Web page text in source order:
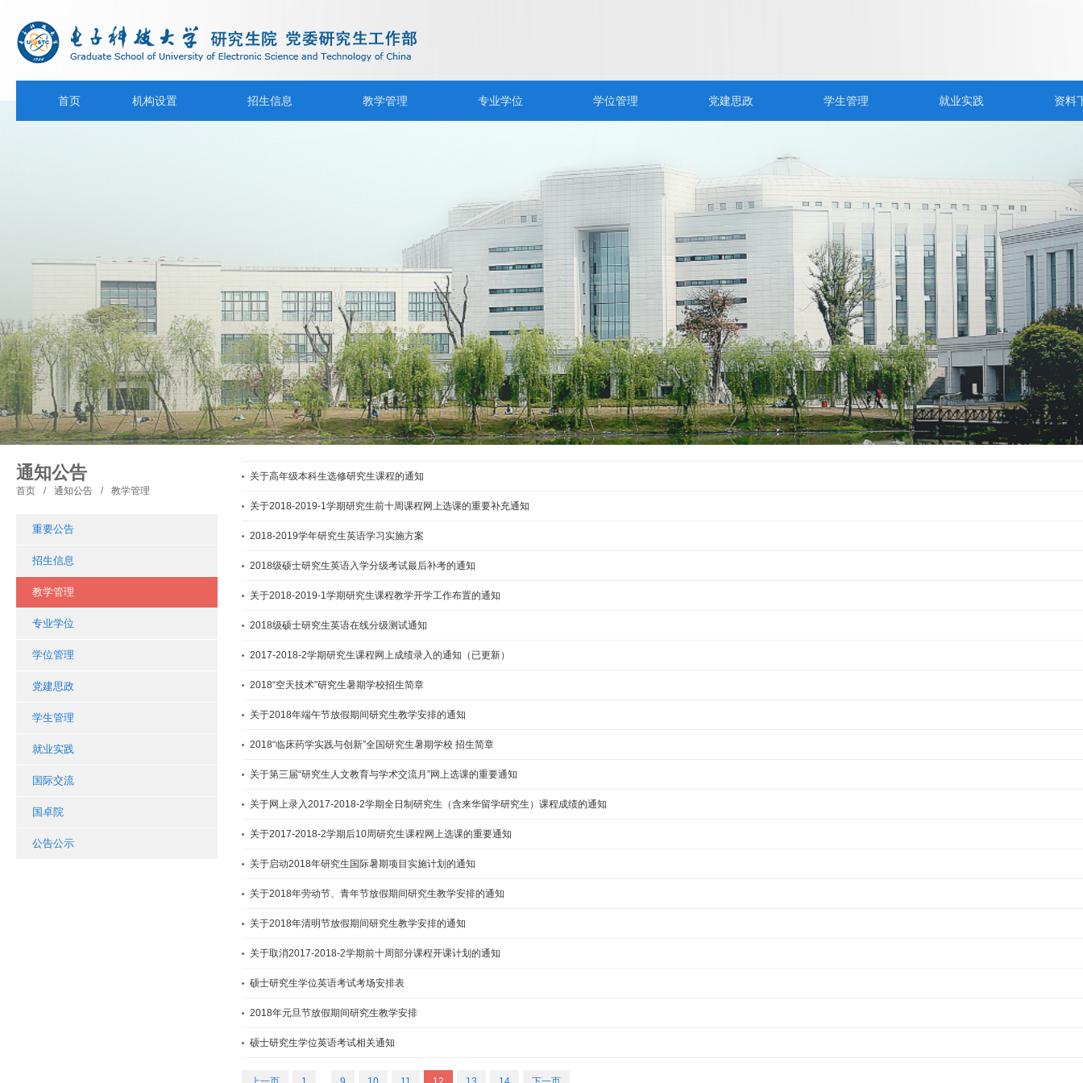
首页 机构设置 招生信息 教学管理 专业学位 学位管理 党建思政 学生管理 就业实践 资料
通知公告
首页 / 通知公告 / 教学管理
重要公告
招生信息
教学管理
专业学位
学位管理
党建思政
学生管理
就业实践
国际交流
国卓院
公告公示
关于高年级本科生选修研究生课程的通知
关于2018-2019-1学期研究生前十周课程网上选课的重要补充通知
2018-2019学年研究生英语学习实施方案
2018级硕士研究生英语入学分级考试最后补考的通知
关于2018-2019-1学期研究生课程教学开学工作布置的通知
2018级硕士研究生英语在线分级测试通知
2017-2018-2学期研究生课程网上成绩录入的通知（已更新）
2018“空天技术”研究生暑期学校招生简章
关于2018年端午节放假期间研究生教学安排的通知
2018“临床药学实践与创新”全国研究生暑期学校 招生简章
关于第三届“研究生人文教育与学术交流月”网上选课的重要通知
关于网上录入2017-2018-2学期全日制研究生（含来华留学研究生）课程成绩的通知
关于2017-2018-2学期后10周研究生课程网上选课的重要通知
关于启动2018年研究生国际暑期项目实施计划的通知
关于2018年劳动节、青年节放假期间研究生教学安排的通知
关于2018年清明节放假期间研究生教学安排的通知
关于取消2017-2018-2学期前十周部分课程开课计划的通知
硕士研究生学位英语考试考场安排表
2018年元旦节放假期间研究生教学安排
硕士研究生学位英语考试相关通知